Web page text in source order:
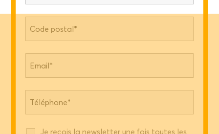
Je reçois la newsletter une fois toutes les